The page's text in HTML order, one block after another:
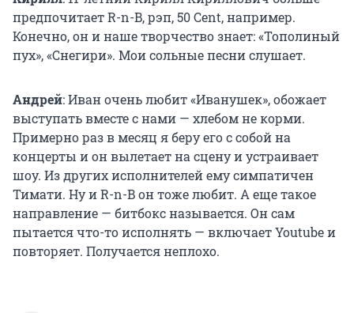
предпочитает R-n-B, рэп, 50 Cent, например.
Конечно, он и наше творчество знает: «Тополиный
пух», «Снегири». Мои сольные песни слушает.
Андрей: Иван очень любит «Иванушек», обожает
выступать вместе с нами — хлебом не корми.
Примерно раз в месяц я беру его с собой на
концерты и он вылетает на сцену и устраивает
шоу. Из других исполнителей ему симпатичен
Тимати. Ну и R-n-B он тоже любит. А еще такое
направление — битбокс называется. Он сам
пытается что-то исполнять — включает Youtube и
повторяет. Получается неплохо.